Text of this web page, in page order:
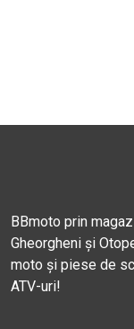
BBmoto prin
Gheorgheni și
moto și piese de
ATV-uri!